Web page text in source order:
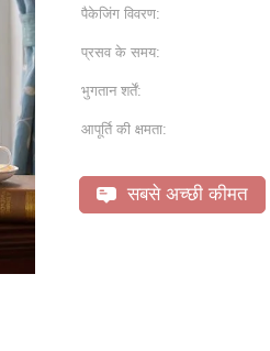
पैकेजिंग विवरण:
प्रसव के समय:
भुगतान शर्तें:
आपूर्ति की क्षमता:
सबसे अच्छी कीमत